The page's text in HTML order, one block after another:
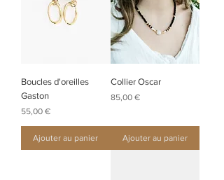
Boucles d'oreilles
Gaston
Prix
55,00 €
Ajouter au panier
Collier Oscar
Prix
85,00 €
Ajouter au panier